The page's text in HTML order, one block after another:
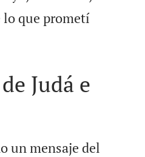
lo que prometí
Judá e
un mensaje del